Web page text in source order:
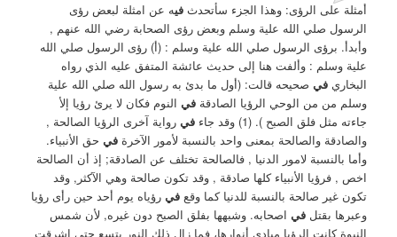
أمثلة على الرؤى: ‏وهذا الجزء سأتحدثفيه عن امثلة لبعض رؤى
الرسول صلي الله علية وسلم وبعض رؤى الصحابة رضي الله عنهم ,
وأبدأ. برؤى الرسول صلي الله علية وسلم : ‏(‏أ) رؤى الرسول صلي الله
علية وسلم : ‏وألفت هنا إلى حديث عائشة المتفق عليه الذي رواه
البخاريفي صحيحه قالت: (أول ما بدئ به رسول الله صلي الله علية
وسلم من من الوحي الرؤيا الصادقةفي النوم فكان لا يرئ رؤيا إلأ
جاءته مثل فلق الصبح ). (1) ‏وقد جاء
في رواية آخرى الرؤيا الصالحة ,
والصادقة والصالحة بمعنى واحد بالنسبة لأمور الآخرةفي حق الأنبياء.
‏وأما بالنسبة لامور الدنيا , ‏فالصالحة تختلف عن الصادقة; إذ أن الصالحة
اخص , فرؤيا الأنبياء كلها صادقة , وقد تكون صالحة وهي الآكثر, وقد
تكون غير صالحة بالنسبة للدنيا كما وقعفي رؤياه يوم أحد حين رأى رؤيا
وعبرها بقتلفي اصحابه. ‏وشبهها بفلق الصبح دون غيره, لأن شمس
النبوة كانت الرؤيا مبادي أنوارها، فما زال ذلك النور يتسع حتى اشرقت